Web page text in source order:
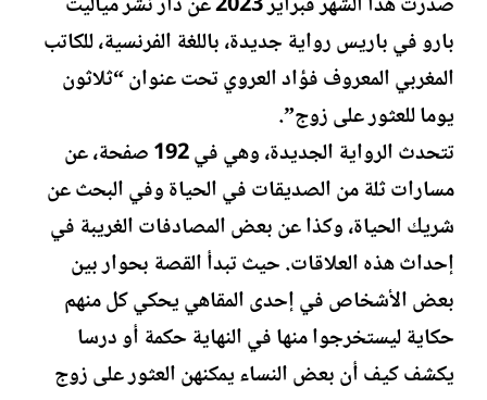
ا
ت
ي
خ
ل
ش
ا
ء
بارو في باريس رواية جديدة، باللغة الفرنسية، للكاتب
المغربي المعروف فؤاد العروي تحت عنوان “ثلاثون
يوما للعثور على زوج”.
تتحدث الرواية الجديدة، وهي في 192 صفحة، عن
مسارات ثلة من الصديقات في الحياة وفي البحث عن
شريك الحياة، وكذا عن بعض المصادفات الغريبة في
إحداث هذه العلاقات. حيث تبدأ القصة بحوار بين
بعض الأشخاص في إحدى المقاهي يحكي كل منهم
حكاية ليستخرجوا منها في النهاية حكمة أو درسا
يكشف كيف أن بعض النساء يمكنهن العثور على زوج